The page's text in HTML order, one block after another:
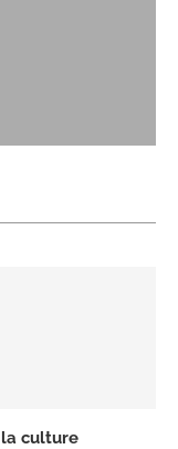
culture